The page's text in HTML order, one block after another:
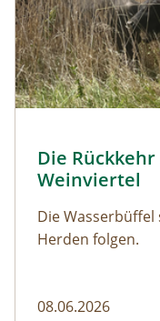
Naturmagazin:
Die
Weinviertel
Die
Herden folgen.
08.06.2026